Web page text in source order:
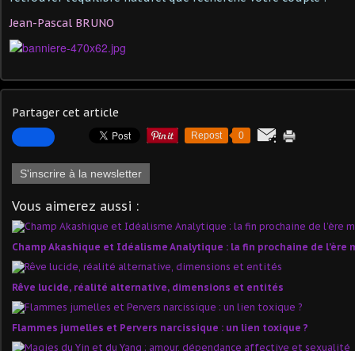
Jean-Pascal BRUNO
Partager cet article
Repost 0
S'inscrire à la newsletter
Vous aimerez aussi :
Champ Akashique et Idéalisme Analytique : la fin prochaine de l’ère
Rêve lucide, réalité alternative, dimensions et entités
Flammes jumelles et Pervers narcissique : un lien toxique ?